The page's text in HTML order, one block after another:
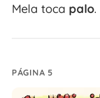
Mela toca palo.
PÁGINA 5